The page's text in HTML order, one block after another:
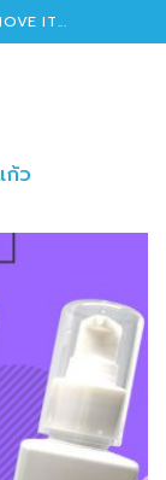
IT...
ว